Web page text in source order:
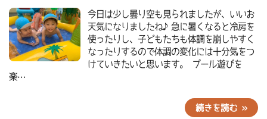
今日は少し曇り空も見られましたが、いいお
天気になりましたね♪急に暑くなると冷房を
使ったりし、子どもたちも体調を崩しやすく
なったりするので体調の変化には十分気をつ
けていきたいと思います。 プール遊びを
楽…
続きを読む »